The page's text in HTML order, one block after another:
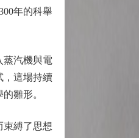
年的科舉
汽機與電
，這場持續
雛形。
縛了思想